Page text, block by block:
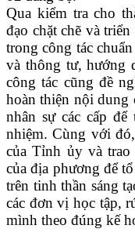
Qua kiểm tra cho
đạo chặt chẽ và
trong công tác
và thông tư, hướng
công tác cũng đề
hoàn thiện nội dung
nhân sự các cấp
nhiệm. Cùng với
của Tỉnh ủy và
của địa phương để
trên tinh thần sáng
các đơn vị học tập,
mình theo đúng kế